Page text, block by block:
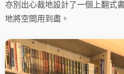
亦別出心裁地設計了一個上翻式書
地將空間用到盡。